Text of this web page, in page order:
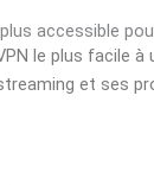
accessible
le plus facile à
et ses